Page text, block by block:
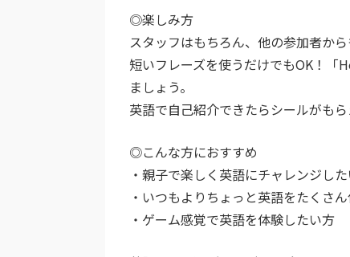
◎楽しみ方
スタッフはもちろん、他の参加者か
短いフレーズを使うだけでもOK！「
ましょう。
英語で自己紹介できたらシールがも
◎こんな方におすすめ
・親子で楽しく英語にチャレンジし
・いつもよりちょっと英語をたくさ
・ゲーム感覚で英語を体験したい方